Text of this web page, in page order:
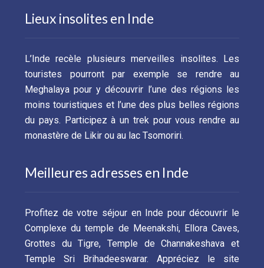
Lieux insolites en Inde
L’Inde recèle plusieurs merveilles insolites. Les
touristes pourront par exemple se rendre au
Meghalaya pour y découvrir l’une des régions les
moins touristiques et l’une des plus belles régions
du pays. Participez à un trek pour vous rendre au
monastère de Likir ou au lac Tsomoriri.
Meilleures adresses en Inde
Profitez de votre séjour en Inde pour découvrir le
Complexe du temple de Meenakshi, Ellora Caves,
Grottes du Tigre, Temple de Channakeshava et
Temple Sri Brihadeeswarar. Appréciez le site